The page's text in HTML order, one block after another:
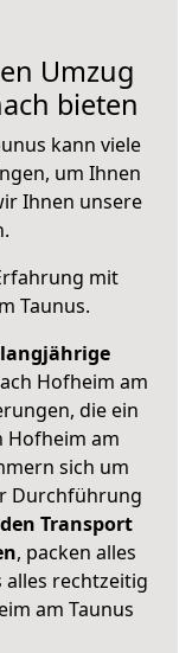
Umzug
bieten
kann viele
um Ihnen
Ihnen unsere
mit
Taunus.
langjährige
Hofheim am
die ein
Hofheim am
sich um
Durchführung
Transport
, packen alles
alles rechtzeitig
am Taunus